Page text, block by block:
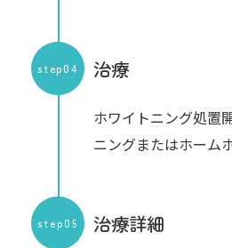
治療
step04
ホワイトニング処置
ニングまたはホーム
治療詳細
step05